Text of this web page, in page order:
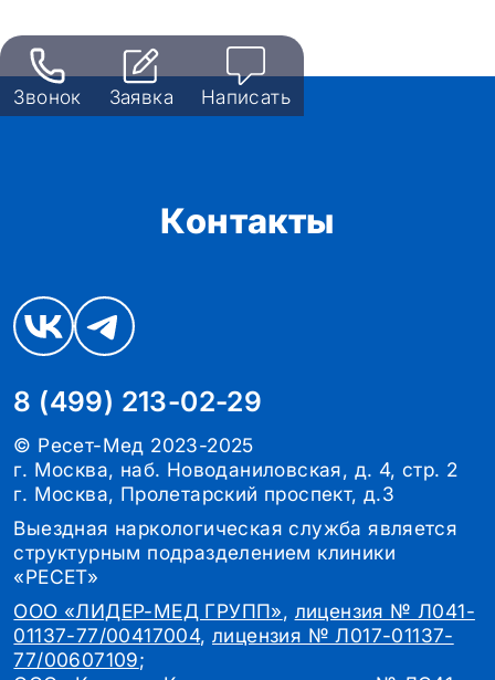
Звонок Заявка Написать
Контакты
8 (499) 213-02-29
© Ресет-Мед 2023-2025
г. Москва, наб. Новоданиловская, д. 4, стр. 2
г. Москва, Пролетарский проспект, д.3
Выездная наркологическая служба является
структурным подразделением клиники
«РЕСЕТ»
ООО «ЛИДЕР-МЕД ГРУПП», лицензия № Л041-
01137-77/00417004, лицензия № Л017-01137-
77/00607109;